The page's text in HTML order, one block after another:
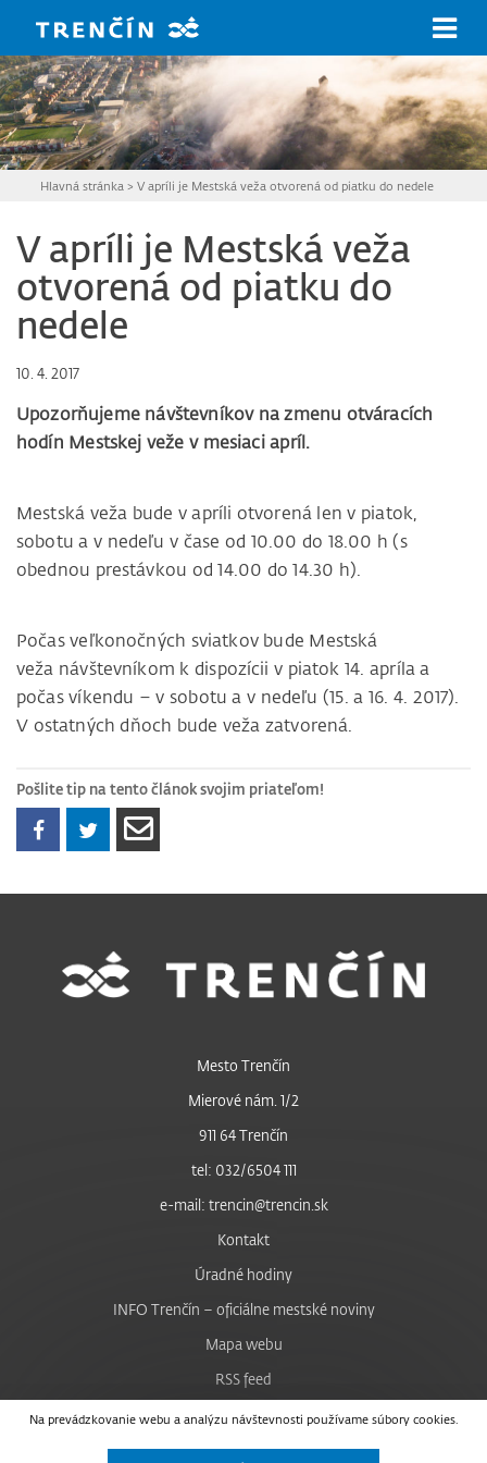
Hlavná stránka >V apríli je Mestská veža otvorená od piatku do nedele
V apríli je Mestská veža
otvorená od piatku do
nedele
10. 4. 2017
Upozorňujeme návštevníkov na zmenu otváracích
hodín Mestskej veže v mesiaci apríl.
Mestská veža bude v apríli otvorená len v piatok,
sobotu a v nedeľu v čase od 10.00 do 18.00 h (s
obednou prestávkou od 14.00 do 14.30 h).
Počas veľkonočných sviatkov bude Mestská
veža návštevníkom k dispozícii v piatok 14. apríla a
počas víkendu – v sobotu a v nedeľu (15. a 16. 4. 2017).
V ostatných dňoch bude veža zatvorená.
Pošlite tip na tento článok svojim priateľom!
Na prevádzkovanie webu a analýzu návštevnosti používame súbory cookies.
Mesto Trenčín
Mierové nám. 1/2
911 64 Trenčín
tel: 032/6504 111
e-mail: trencin@trencin.sk
Kontakt
Úradné hodiny
INFO Trenčín – oficiálne mestské noviny
Mapa webu
RSS feed
Nastavenie cookies
Facebook